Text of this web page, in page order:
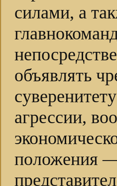
силами, а
объявлять
агрессии,
положения